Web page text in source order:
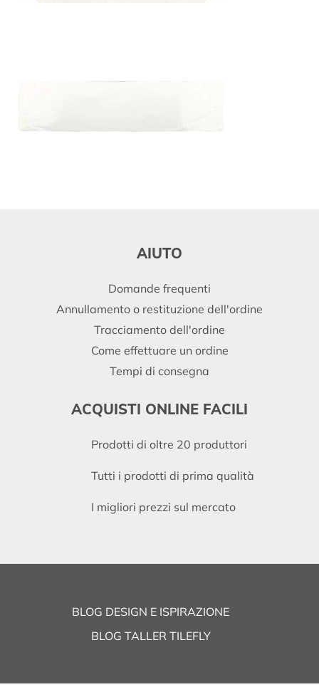
AIUTO
Domande frequenti
Annullamento o restituzione dell'ordine
Tracciamento dell'ordine
Come effettuare un ordine
Tempi di consegna
ACQUISTI ONLINE FACILI
Prodotti di oltre 20 produttori
Tutti i prodotti di prima qualità
I migliori prezzi sul mercato
BLOG DESIGN E ISPIRAZIONE
BLOG TALLER TILEFLY